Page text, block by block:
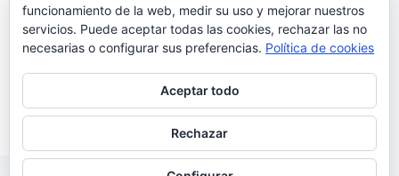
El nuevo disco de Cristina Branco salió a la venta el
23 de febrero, pero desde noviembre del pasado año,
la artista nos fue adelantando temas de este nuevo
disco que lleva su apellido como rotundo título y tras
‘Este…
Noemí Sánchez
30/06/2018
funcionamiento de la web, medir su uso y mejorar nuestros
servicios. Puede aceptar todas las cookies, rechazar las no
necesarias o configurar sus preferencias. Política de cookies
Aceptar todo
Rechazar